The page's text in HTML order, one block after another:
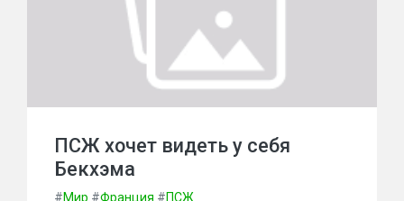
ПСЖ хочет видеть у себя
Бекхэма
#Мир #Франция #ПСЖ